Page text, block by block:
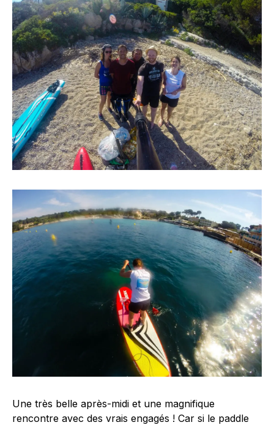
Une très belle après-midi et une magnifique
rencontre avec des vrais engagés ! Car si le paddle